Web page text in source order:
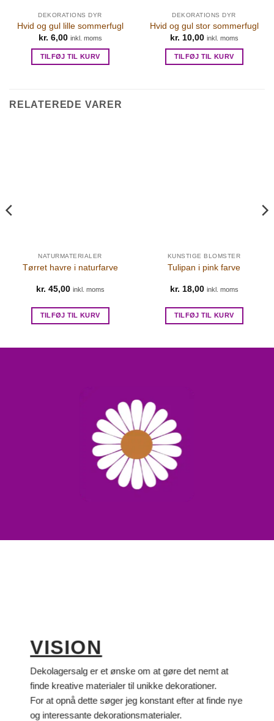
DEKORATIONS DYR
Hvid og gul lille sommerfugl
kr. 6,00 inkl. moms
TILFØJ TIL KURV
DEKORATIONS DYR
Hvid og gul stor sommerfugl
kr. 10,00 inkl. moms
TILFØJ TIL KURV
RELATEREDE VARER
NATURMATERIALER
Tørret havre i naturfarve
kr. 45,00 inkl. moms
TILFØJ TIL KURV
KUNSTIGE BLOMSTER
Tulipan i pink farve
kr. 18,00 inkl. moms
TILFØJ TIL KURV
VISION
Dekolagersalg er et ønske om at gøre det nemt at
finde kreative materialer til unikke dekorationer.
For at opnå dette søger jeg konstant efter at finde nye
og interessante dekorationsmaterialer.